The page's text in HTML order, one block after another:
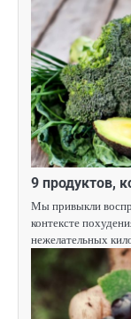
9 продуктов,
Мы привыкли
контексте
нежелательных